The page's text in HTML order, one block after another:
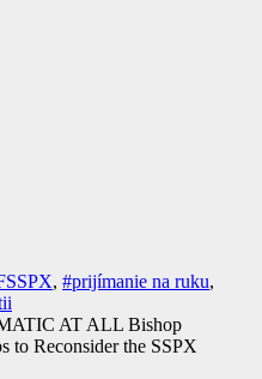
, #prijímanie na ruku,
AT ALL Bishop
to Reconsider the SSPX